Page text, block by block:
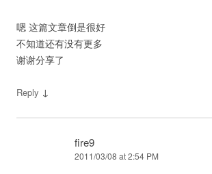
嗯 这篇文章倒是很好
不知道还有没有更多
谢谢分享了
Reply ↓
fire9
2011/03/08 at 2:54 PM